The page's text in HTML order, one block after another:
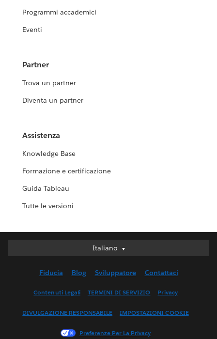
Programmi accademici
Eventi
Partner
Trova un partner
Diventa un partner
Assistenza
Knowledge Base
Formazione e certificazione
Guida Tableau
Tutte le versioni
Italiano
Italiano
English (UK)
Français (Canada)
Fiducia Blog Sviluppatore Contattaci
Contenuti Legali TERMINI DI SERVIZIO Privacy
DIVULGAZIONE RESPONSABILE IMPOSTAZIONI COOKIE
Preferenze Per La Privacy